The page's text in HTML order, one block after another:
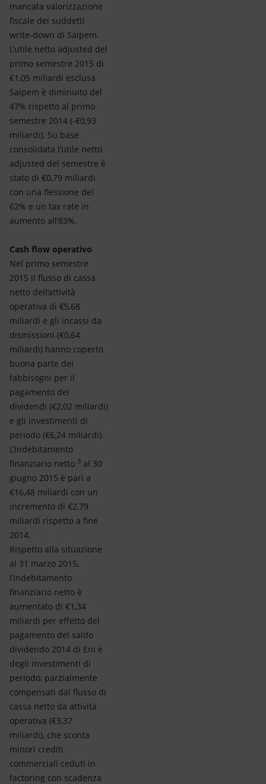
mancata valorizzazione
fiscale dei suddetti
write-down di Saipem.
L’utile netto adjusted del
primo semestre 2015 di
€1,05 miliardi esclusa
Saipem è diminuito del
47% rispetto al primo
semestre 2014 (-€0,93
miliardi). Su base
consolidata l’utile netto
adjusted del semestre è
stato di €0,79 miliardi
con una flessione del
62% e un tax rate in
aumento all’83%.
Cash flow operativo
Nel primo semestre
2015 il flusso di cassa
netto dell’attività
operativa di €5,68
miliardi e gli incassi da
dismissioni (€0,64
miliardi) hanno coperto
buona parte dei
fabbisogni per il
pagamento dei
dividendi (€2,02 miliardi)
e gli investimenti di
periodo (€6,24 miliardi).
L’indebitamento
finanziario netto 3 al 30
giugno 2015 è pari a
€16,48 miliardi con un
incremento di €2,79
miliardi rispetto a fine
2014.
Rispetto alla situazione
al 31 marzo 2015,
l’indebitamento
finanziario netto è
aumentato di €1,34
miliardi per effetto del
pagamento del saldo
dividendo 2014 di Eni e
degli investimenti di
periodo, parzialmente
compensati dal flusso di
cassa netto da attività
operativa (€3,37
miliardi), che sconta
minori crediti
commerciali ceduti in
factoring con scadenza